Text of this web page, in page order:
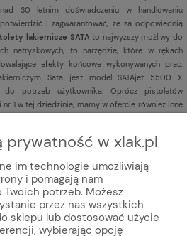
30 letnim doświadczeniu w handlowaniu
i zagwarantować, że za odpowiednią
lakiernicze SATA to najwyższy możliwy do
natryskowych, to narzędzie, które w rękach
efekty końcowe wykonywanych prac.
Sata jest model SATAjet 5500 X
do potrzeb użytkownika. Oprócz pistoletów
nr 1 w tej dziedzinie, mamy w ofercie również inne
prywatność w xlak.pl
im technologie umożliwiają
i pomagają nam
potrzeb. Możesz
przez nas wszystkich
sklepu lub dostosować użycie
wybierając opcję